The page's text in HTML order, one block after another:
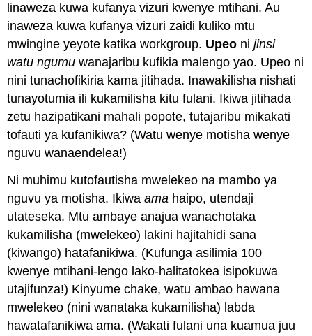
linaweza kuwa kufanya vizuri kwenye mtihani. Au
inaweza kuwa kufanya vizuri zaidi kuliko mtu
mwingine yeyote katika workgroup. Upeo nijinsi
watu ngumu wanajaribu kufikia malengo yao. Upeo ni
nini tunachofikiria kama jitihada. Inawakilisha nishati
tunayotumia ili kukamilisha kitu fulani. Ikiwa jitihada
zetu hazipatikani mahali popote, tutajaribu mikakati
tofauti ya kufanikiwa? (Watu wenye motisha wenye
nguvu wanaendelea!)
Ni muhimu kutofautisha mwelekeo na mambo ya
nguvu ya motisha. Ikiwaama haipo, utendaji
utateseka. Mtu ambaye anajua wanachotaka
kukamilisha (mwelekeo) lakini hajitahidi sana
(kiwango) hatafanikiwa. (Kufunga asilimia 100
kwenye mtihani-lengo lako-halitatokea isipokuwa
utajifunza!) Kinyume chake, watu ambao hawana
mwelekeo (nini wanataka kukamilisha) labda
hawatafanikiwa ama. (Wakati fulani una kuamua juu